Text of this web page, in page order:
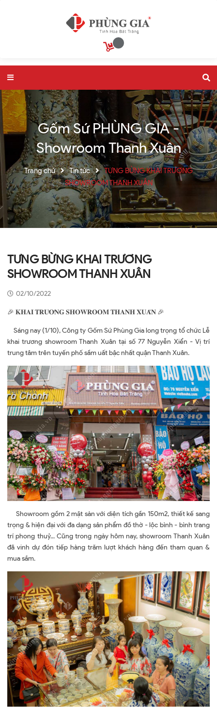
Gốm Sứ PHÙNG GIA -
Showroom Thanh Xuân
Trang chủ Tin tức
TƯNG BỪNG KHAI TRƯƠNG
SHOWROOM THANH XUÂN
TƯNG BỪNG KHAI TRƯƠNG
SHOWROOM THANH XUÂN
02/10/2022
🎉 𝐊𝐇𝐀𝐈 𝐓𝐑𝐔̛𝐎̛𝐍𝐆 𝐒𝐇𝐎𝐖𝐑𝐎𝐎𝐌 𝐓𝐇𝐀𝐍𝐇 𝐗𝐔𝐀̂𝐍 🎉
Sáng nay (1/10), Công ty Gốm Sứ Phùng Gia long trọng tổ chức Lễ
khai trương showroom Thanh Xuân tại số 77 Nguyễn Xiển - Vị trí
trung tâm trên tuyến phố sầm uất bậc nhất quận Thanh Xuân.
Showroom gồm 2 mặt sàn với diện tích gần 150m2, thiết kế sang
trọng & hiện đại với đa dạng sản phẩm đồ thờ - lộc bình - bình trang
trí phong thuỷ... Cũng trong ngày hôm nay, showroom Thanh Xuân
đã vinh dự đón tiếp hàng trăm lượt khách hàng đến tham quan &
mua sắm.